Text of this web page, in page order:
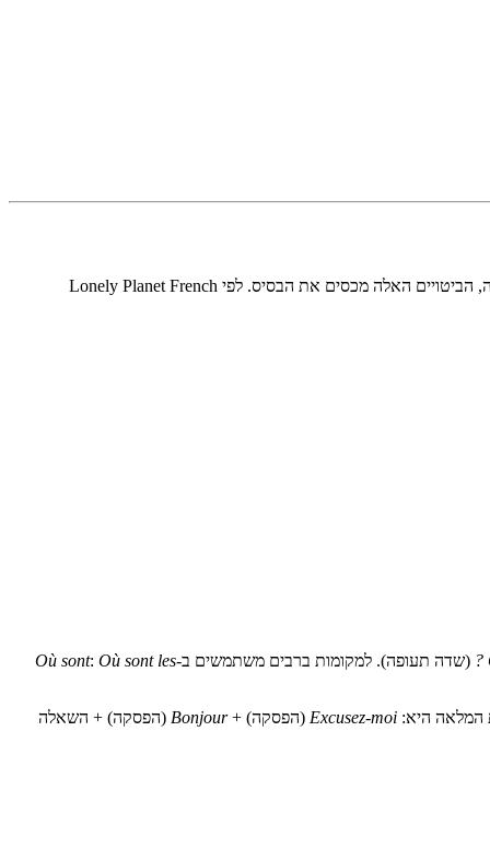
התמצאות היא המקום שבו רוב התיירים צריכים צרפתית בפעם הראשונה. בין אם אתם מחפשים את ה-Métro, עוצרים מונית, או הולכים בשכונה חדשה, הביטויים האלה מכסים את הבסיס. לפי Lonely Planet French
(שדה תעופה). למקומות ברבים משתמשים ב- Où sont: Où sont les
המלאה היא: Excusez-moi (הפסקה) +Bonjour (הפסקה) + השאלה